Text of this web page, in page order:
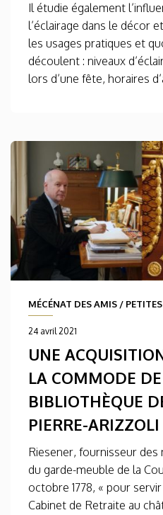
Il étudie également
l’éclairage dans le décor
les usages pratiques et
découlent : niveaux
lors d’une fête, horaires
MÉCÉNAT DES AMIS /
24 avril 2021
UNE
LA COMMODE
BIBLIOTHÈQUE
PIERRE-
Riesener, fournisseur des
du garde-meuble de la
octobre 1778, « pour
Cabinet de Retraite au